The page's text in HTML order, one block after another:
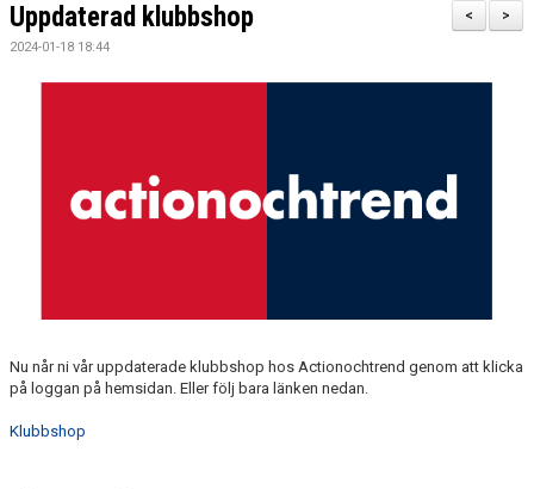
KALENDER
DOKUMENT
>
<
Uppdaterad klubbshop
2024-01-18 18:44
Nu når ni vår uppdaterade klubbshop hos Actionochtrend genom att klicka
på loggan på hemsidan. Eller följ bara länken nedan.
Klubbshop